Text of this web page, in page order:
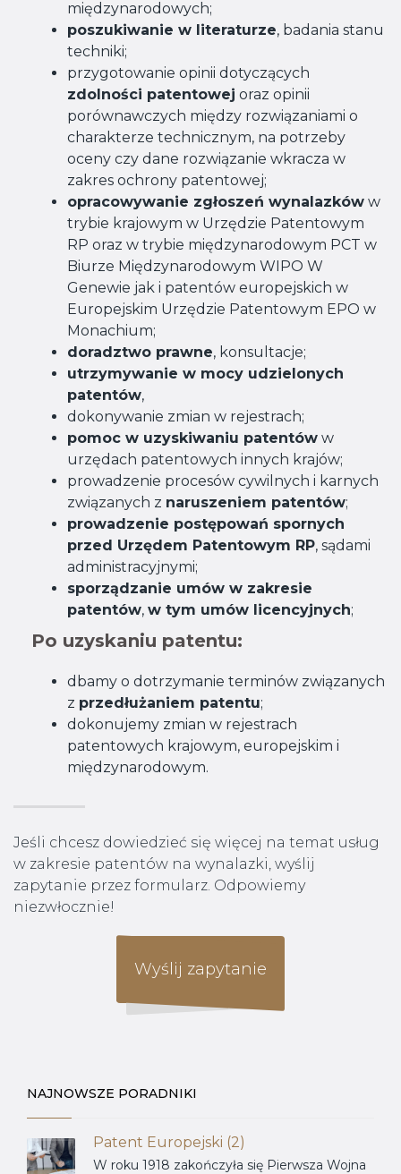
międzynarodowych;
poszukiwanie w literaturze, badania stanu
techniki;
przygotowanie opinii dotyczących
zdolności patentowej oraz opinii
porównawczych między rozwiązaniami o
charakterze technicznym, na potrzeby
oceny czy dane rozwiązanie wkracza w
zakres ochrony patentowej;
opracowywanie zgłoszeń wynalazków w
trybie krajowym w Urzędzie Patentowym
RP oraz w trybie międzynarodowym PCT w
Biurze Międzynarodowym WIPO W
Genewie jak i patentów europejskich w
Europejskim Urzędzie Patentowym EPO w
Monachium;
doradztwo prawne, konsultacje;
utrzymywanie w mocy udzielonych
patentów,
dokonywanie zmian w rejestrach;
pomoc w uzyskiwaniu patentów w
urzędach patentowych innych krajów;
prowadzenie procesów cywilnych i karnych
związanych z naruszeniem patentów;
prowadzenie postępowań spornych
przed Urzędem Patentowym RP, sądami
administracyjnymi;
sporządzanie umów w zakresie
patentów, w tym umów licencyjnych;
Po uzyskaniu patentu:
dbamy o dotrzymanie terminów związanych
z przedłużaniem patentu;
dokonujemy zmian w rejestrach
patentowych krajowym, europejskim i
międzynarodowym.
Jeśli chcesz dowiedzieć się więcej na temat usług
w zakresie patentów na wynalazki, wyślij
zapytanie przez formularz. Odpowiemy
niezwłocznie!
Wyślij zapytanie
NAJNOWSZE PORADNIKI
Patent Europejski (2)
W roku 1918 zakończyła się Pierwsza Wojna